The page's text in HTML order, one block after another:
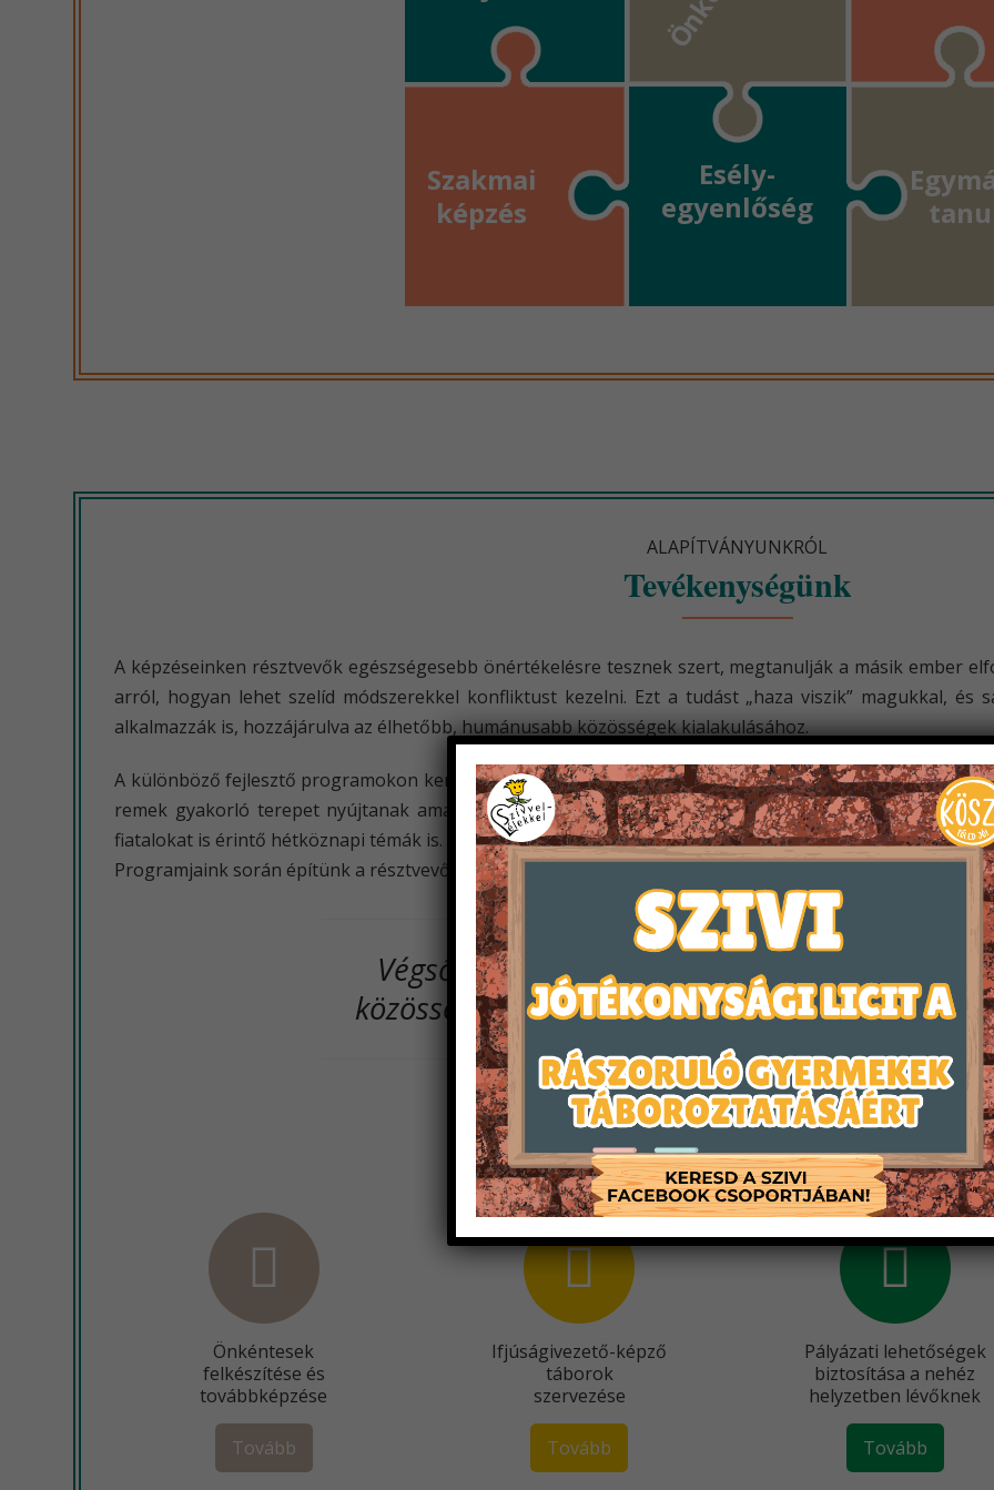
Szakmai
képzés
Esély-
egyenlőség
ALAPÍTVÁNYUNKRÓL
Tevékenységünk
A képzéseinken résztvevők egészségesebb önértékelésre tesznek szert, megtanulják a másik ember
arról, hogyan lehet szelíd módszerekkel konfliktust kezelni. Ezt a tudást „haza viszik” magukkal, és
alkalmazzák is, hozzájárulva az élhetőbb, humánusabb közösségek kialakulásához.
A különböző fejlesztő programokon keresztül olyan élményeket is nyújtunk, melyek alternatívát
remek gyakorló terepet nyújtanak amatőr művészeti csoportjaink: a dráma és a zenekar. A
fiatalokat is érintő hétköznapi témák is. Szakmai-módszertani anyagainkat más szervezetek részére is
Programjaink során építünk a résztvevők előzetes ismereteire és interaktív módon vonjuk be a őket a
Végső célunk, hogy önmagáért és tetteiért,
közösségéért is felelősséget vállaló generáció
Főbb tevékenységeink
Önkéntesek
felkészítése és
továbbképzése
Tovább
Ifjúságivezető-képző
táborok
szervezése
Tovább
Pályázati lehetőségek
biztosítása a nehéz
helyzetben lévőknek
Tovább